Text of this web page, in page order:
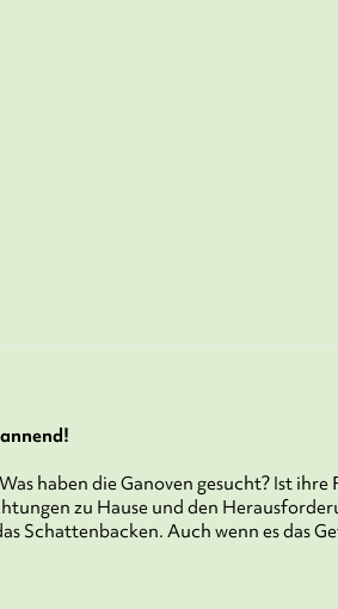
haben die Ganoven gesucht? Ist ihre
zu Hause und den
Schattenbacken. Auch wenn es das